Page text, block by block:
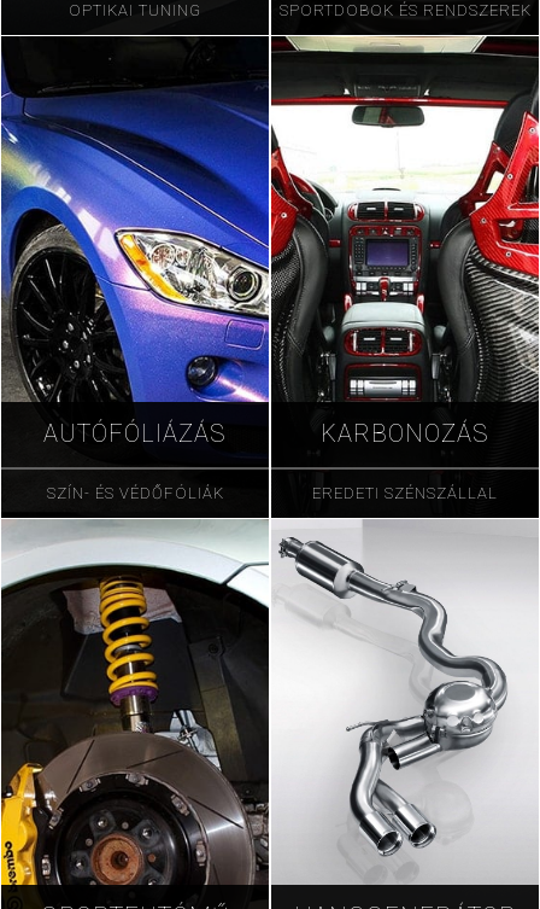
OPTIKAI TUNING SPORTDOBOK ÉS RENDSZEREK
AUTÓFÓLIÁZÁS
SZÍN- ÉS VÉDŐFÓLIÁK
KARBONOZÁS
EREDETI SZÉNSZÁLLAL